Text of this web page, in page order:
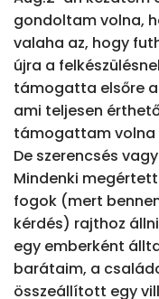
gondoltam volna,
valaha az, hogy
újra a
támogatta elsőre
ami teljesen
támogattam volna
De szerencsés
Mindenki
fogok (mert
kérdés) rajthoz
egy emberként
barátaim, a
összeállított egy